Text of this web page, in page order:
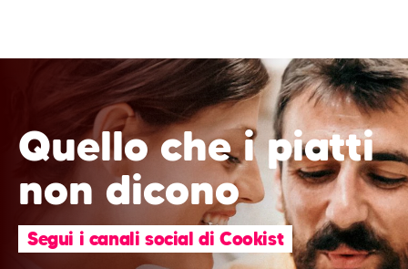
Quello che i piatti
non dicono
Segui i canali social di Cookist